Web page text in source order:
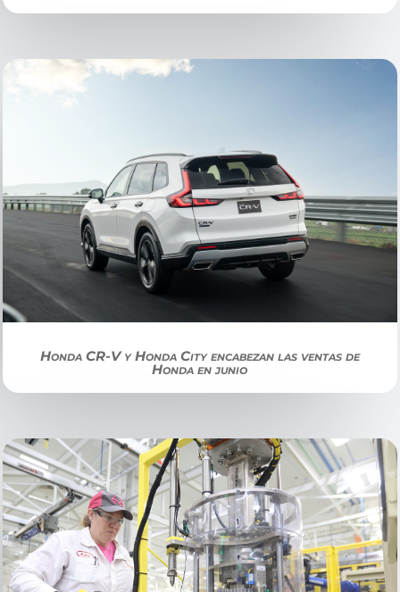
Honda CR-V y Honda City encabezan las ventas de
Honda en junio